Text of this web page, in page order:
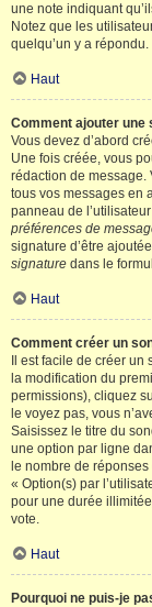
une note indiquant
Notez que les
quelqu’un y a répondu.
Haut
Comment ajouter une
Vous devez d’abord
Une fois créée, vous
rédaction de message.
tous vos messages en
panneau de
préférences de
signature d’être
signature dans le
Haut
Comment créer un
Il est facile de créer
la modification du
permissions), cliquez
le voyez pas, vous
Saisissez le titre du
une option par ligne
le nombre de
« Option(s) par
pour une durée
vote.
Haut
Pourquoi ne puis-je